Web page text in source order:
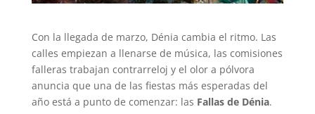
Con la llegada de marzo, Dénia cambia el ritmo. Las
calles empiezan a llenarse de música, las comisiones
falleras trabajan contrarreloj y el olor a pólvora
anuncia que una de las fiestas más esperadas del
año está a punto de comenzar: las Fallas de Dénia.